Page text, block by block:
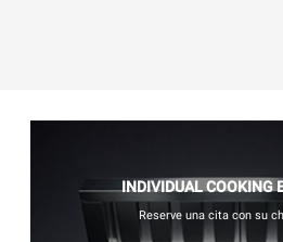
INDIVIDUAL COOKING
Reserve una cita con su